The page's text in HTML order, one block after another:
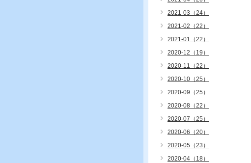
2021-03（24）
2021-02（22）
2021-01（22）
2020-12（19）
2020-11（22）
2020-10（25）
2020-09（25）
2020-08（22）
2020-07（25）
2020-06（20）
2020-05（23）
2020-04（18）